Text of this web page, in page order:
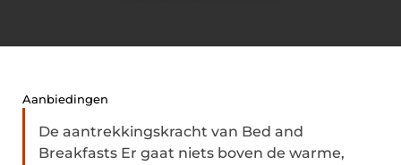
Aanbiedingen
De aantrekkingskracht van Bed and
Breakfasts Er gaat niets boven de warme,